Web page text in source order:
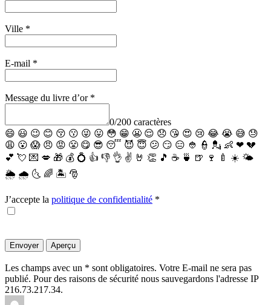
Ville *
E-mail *
Message du livre d’or *
0/200 caractères
😄 😃 😉 😊 😚 😗 😜 😛 😳 😁 😬 😌 😞 😘 😍 😢 😂 😭 😅 😓
😩 😮 😱 😠 😡 😤 😋 😎 😴 😈 😇 😕 😏 😑 👲 👮 💂 👶 ❤ 💔
💕 💘 💌 💋 🎁 💰 💍 👍 👎 👌 ✌️ 🤘 👏 🎵 ☕️ 🍵 🍺 🍷 🍼 ☀️ 🌤
🌦 🌧 🌜 🌈 🏝 🎅
J’accepte la politique de confidentialité *
Les champs avec un * sont obligatoires. Votre E-mail ne sera pas
publié. Pour des raisons de sécurité nous sauvegardons l'adresse IP
216.73.217.34.